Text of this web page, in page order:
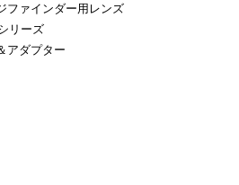
ファインダー用レンズ
リーズ
アダプター